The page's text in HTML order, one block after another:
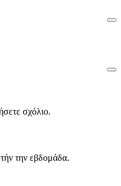
σχόλιο.
την εβδομάδα.